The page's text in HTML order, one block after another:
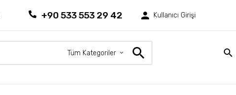
+90 533 553 29 42 Kullanıcı Girişi
Tüm Kategoriler